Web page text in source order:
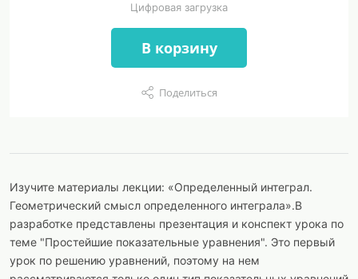
Цифровая загрузка
В корзину
Поделиться
Изучите материалы лекции: «Определенный интеграл.
Геометрический смысл определенного интеграла».В
разработке представлены презентация и конспект урока по
теме "Простейшие показательные уравнения". Это первый
урок по решению уравнений, поэтому на нем